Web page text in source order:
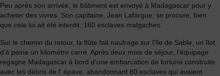
Peu après son arrivée, le bâtiment est envoyé à Madagascar pour y
acheter des vivres. Son capitaine, Jean Lafargue, se procure, bien
que cela lui ait été interdit, 160 esclaves malgaches.
Sur le chemin du retour, la flûte fait naufrage sur l'île de Sable, un îlot
d'à peine un kilomètre carré. Après deux mois de séjour, l'équipage
regagne Madagascar à bord d'une embarcation de fortune construite
avec les débris de l' épave, abandonnant 80 esclaves qui avaient